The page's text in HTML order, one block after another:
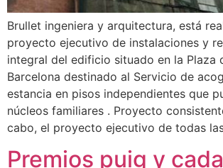
Brullet ingeniera y arquitectura, está
proyecto ejecutivo de instalaciones y
integral del edificio situado en la Plaza
Barcelona destinado al Servicio de
estancia en pisos independientes que
núcleos familiares . Proyecto
cabo, el proyecto ejecutivo de todas
Premios puig y